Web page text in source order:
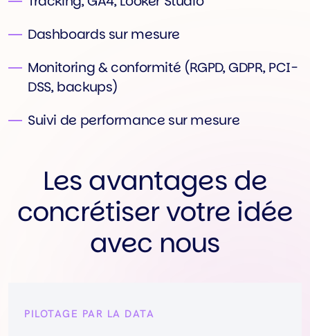
Dashboards sur mesure
Monitoring & conformité (RGPD, GDPR, PCI-
DSS, backups)
Suivi de performance sur mesure
Les avantages de
concrétiser votre idée
avec nous
PILOTAGE PAR LA DATA